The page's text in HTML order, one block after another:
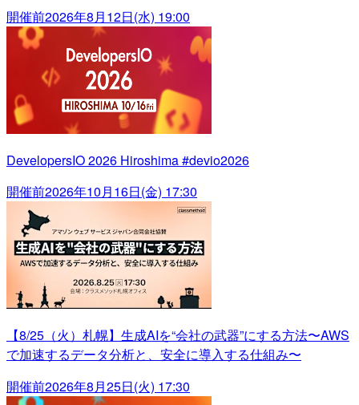
開催前2026年8月12日(水) 19:00
DevelopersIO 2026 Hiroshima #devio2026
開催前2026年10月16日(金) 17:30
【8/25（火）札幌】生成AIを“会社の武器”にする方法〜AWS
で加速するデータ分析と、安全に導入する仕組み〜
開催前2026年8月25日(火) 17:30